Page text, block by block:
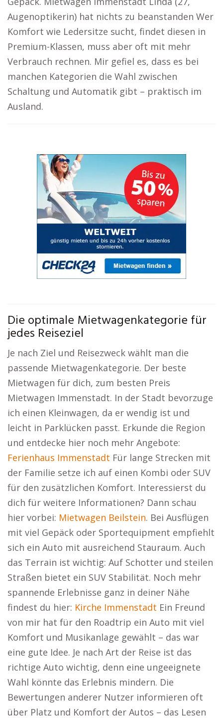
Augenoptikerin) hat nichts zu beanstanden Wer
Komfort wie Ledersitze sucht, findet diesen in
Premium-Klassen, muss aber oft mit mehr
Verbrauch rechnen. Mir gefiel es, dass es bei
manchen Kategorien die Wahl zwischen
Schaltung und Automatik gibt – praktisch im
Ausland.
Die optimale Mietwagenkategorie für
jedes Reiseziel
Je nach Ziel und Reisezweck wählt man die
passende Mietwagenkategorie. Der beste
Mietwagen für dich, zum besten Preis
Mietwagen Immenstadt. In der Stadt bevorzuge
ich einen Kleinwagen, da er wendig ist und
leicht in Parklücken passt. Erkunde die Region
und entdecke hier noch mehr Angebote:
Ferienhaus Immenstadt Für lange Strecken mit
der Familie setze ich auf einen Kombi oder SUV
für den zusätzlichen Komfort. Interessierst du
dich für weitere Informationen? Dann schau
hier vorbei: Mietwagen Beilstein. Bei Ausflügen
mit viel Gepäck oder Sportequipment empfiehlt
sich ein Auto mit ausreichend Stauraum. Auch
das Terrain ist wichtig: Auf Schotter und steilen
Straßen bietet ein SUV Stabilität. Noch mehr
spannende Erlebnisse ganz in deiner Nähe
findest du hier: Kirche Immenstadt Ein Freund
von mir hat für den Roadtrip ein Auto mit viel
Komfort und Musikanlage gewählt – das war
eine gute Idee. Je nach Art der Reise ist das
richtige Auto wichtig, denn eine ungeeignete
Wahl könnte das Erlebnis mindern. Die
Bewertungen anderer Nutzer informieren oft
über Platz und Komfort der Autos – das Lesen